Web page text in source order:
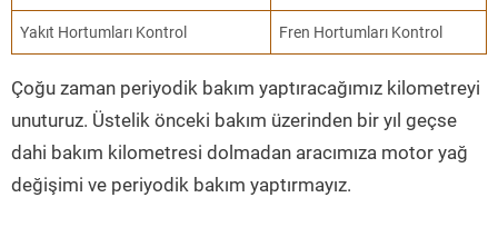
Yakıt Hortumları Kontrol Fren Hortumları Kontrol
Çoğu zaman periyodik bakım yaptıracağımız kilometreyi
unuturuz. Üstelik önceki bakım üzerinden bir yıl geçse
dahi bakım kilometresi dolmadan aracımıza motor yağ
değişimi ve periyodik bakım yaptırmayız.